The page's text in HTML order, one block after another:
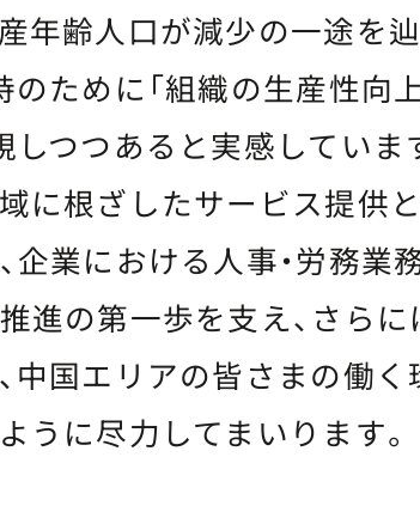
年齢人口が減少の一途を
ために「組織の生産性向
しつつあると実感していま
に根ざしたサービス提供
企業における人事・労務業
進の第一歩を支え、さら
中国エリアの皆さまの働
うに尽力してまいります。